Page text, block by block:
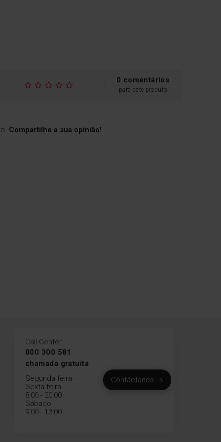
0 comentários
para este produto
Compartilhe a sua opinião!
Call Center
800 300 581
chamada gratuita
Segunda feira –
Sexta feira
8:00 - 20:00
Sábado
9:00 - 13:00
Contáctanos